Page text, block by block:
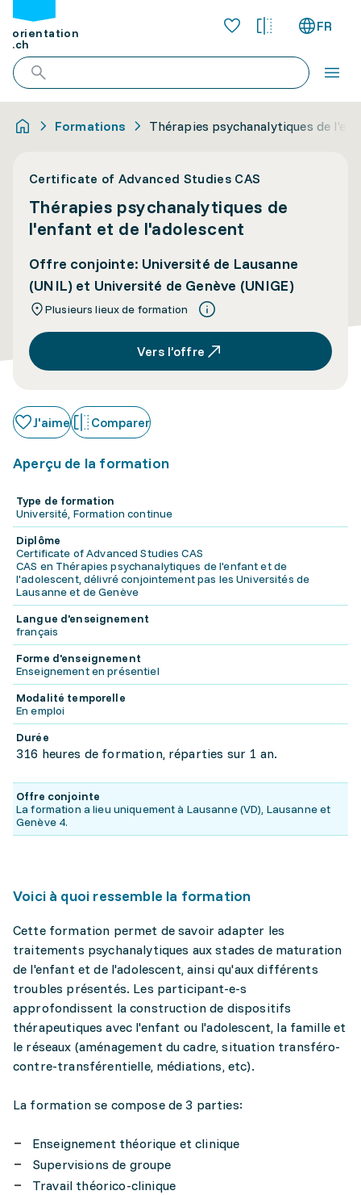
orientation
.ch
FR
Formations Thérapies psychanalytiques de
Certificate of Advanced Studies CAS
Thérapies psychanalytiques de
l'enfant et de l'adolescent
Offre conjointe: Université de Lausanne
(UNIL) et Université de Genève (UNIGE)
Plusieurs lieux de formation
Vers l’offre
J'aime Comparer
Aperçu de la formation
Type de formation
Université, Formation continue
Diplôme
Certificate of Advanced Studies CAS
CAS en Thérapies psychanalytiques de l'enfant et de
l'adolescent, délivré conjointement pas les Universités de
Lausanne et de Genève
Langue d'enseignement
français
Forme d'enseignement
Enseignement en présentiel
Modalité temporelle
En emploi
Durée
316 heures de formation, réparties sur 1 an.
Offre conjointe
La formation a lieu uniquement à Lausanne (VD), Lausanne et
Genève 4.
Voici à quoi ressemble la formation
Cette formation permet de savoir adapter les
traitements psychanalytiques aux stades de maturation
de l'enfant et de l'adolescent, ainsi qu'aux différents
troubles présentés. Les participant-e-s
approfondissent la construction de dispositifs
thérapeutiques avec l'enfant ou l'adolescent, la famille et
le réseaux (aménagement du cadre, situation transféro-
contre-transférentielle, médiations, etc).
La formation se compose de 3 parties:
Enseignement théorique et clinique
Supervisions de groupe
Travail théorico-clinique